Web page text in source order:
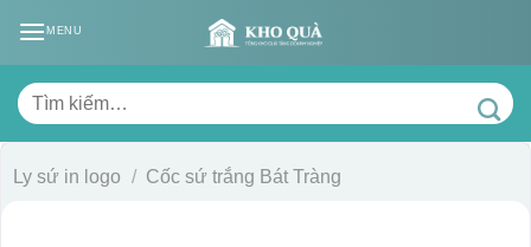
MENU
Tìm
kiếm:
Ly sứ in logo / Cốc sứ trắng Bát Tràng